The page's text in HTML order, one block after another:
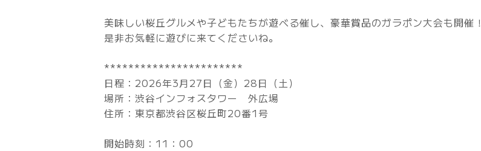
美味しい桜丘グルメや子どもたちが遊べる催し、豪華賞品のガラポン大会も開催！
是非お気軽に遊びに来てくださいね。
***********************
日程：2026年3月27日（金）28日（土）
場所：渋谷インフォスタワー 外広場
住所：東京都渋谷区桜丘町20番1号
開始時刻：11：00